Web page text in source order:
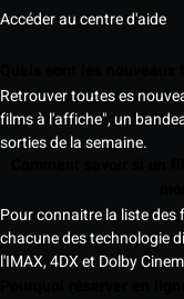
Accéder au centre d'aide
Retrouver toutes es
films à l'affiche", un
sorties de la semaine.
Pour connaitre la liste
chacune des technologie
l'IMAX, 4DX et Dolby